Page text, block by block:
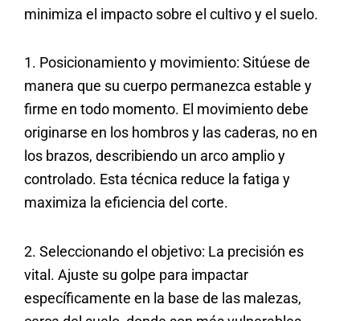
minimiza el impacto sobre el cultivo y el suelo.
1. Posicionamiento y movimiento: Sitúese de
manera que su cuerpo permanezca estable y
firme en todo momento. El movimiento debe
originarse en los hombros y las caderas, no en
los brazos, describiendo un arco amplio y
controlado. Esta técnica reduce la fatiga y
maximiza la eficiencia del corte.
2. Seleccionando el objetivo: La precisión es
vital. Ajuste su golpe para impactar
específicamente en la base de las malezas,